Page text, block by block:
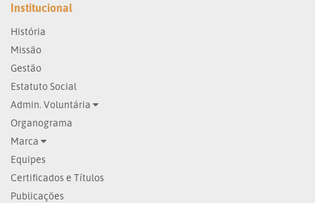
Institucional
História
Missão
Gestão
Estatuto Social
Admin. Voluntária
Organograma
Marca
Equipes
Certificados e Títulos
Publicações